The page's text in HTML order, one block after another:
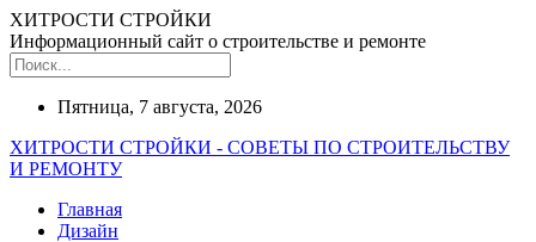
ХИТРОСТИ СТРОЙКИ
Информационный сайт о строительстве и ремонте
Пятница, 7 августа, 2026
ХИТРОСТИ СТРОЙКИ - СОВЕТЫ ПО СТРОИТЕЛЬСТВУ
И РЕМОНТУ
Главная
Дизайн